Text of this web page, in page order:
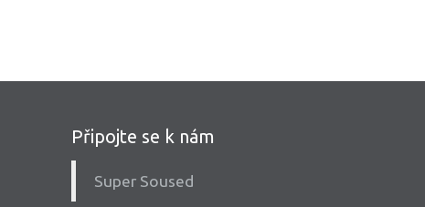
Připojte se k nám
Super Soused